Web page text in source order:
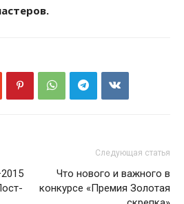
Следующая статья
Что нового и важного в
конкурсе «Премия Золотая